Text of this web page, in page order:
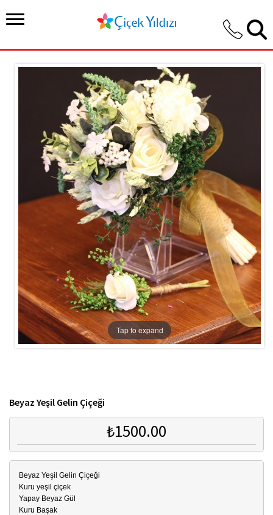
Tap to expand
Beyaz Yeşil Gelin Çiçeği
₺1500.00
Beyaz Yeşil Gelin Çiçeği
Kuru yeşil çiçek
Yapay Beyaz Gül
Kuru Başak